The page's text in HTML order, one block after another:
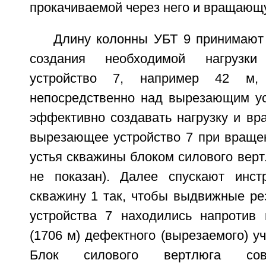
прокачиваемой через него и
Длину колонны УБТ 9
создания необходимой
устройство 7, например 42 м,
непосредственно над вырезающим
эффективно создавать нагрузку и
вырезающее устройство 7 при
устья скважины блоком силового
не показан). Далее спускают
скважину 1 так, чтобы выдвижные
устройства 7 находились напротив
(1706 м) дефектного (вырезаемого)
Блок силового вертлюга